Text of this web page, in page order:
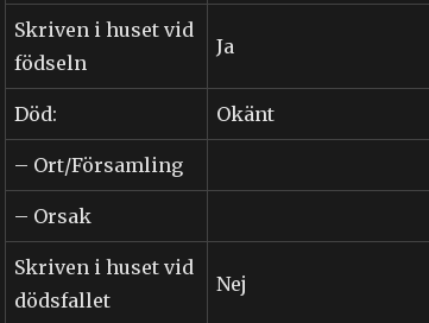
Skriven i huset vid
födseln
Ja
Död: Okänt
– Ort/Församling
– Orsak
Skriven i huset vid
dödsfallet
Nej